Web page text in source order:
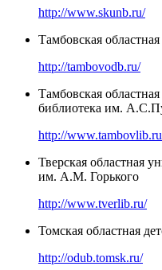
http://www.skunb.ru/
Тамбовская
http://tambovodb.ru/
Тамбовская
библиотека им.
http://
Тверская областная
им. А.М. Горького
http://www.tverlib.ru/
Томская областная
http://odub.tomsk.ru/